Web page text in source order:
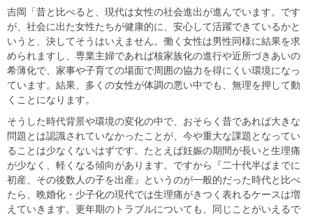
吉岡「昔と比べると、現代は女性の社会進出が進んでいます。です
が、社会に出た女性たちが健康的に、安心して活躍できているかと
いうと、決してそうはいえません。働く女性は男性同様に結果を求
められますし、専業主婦であれば核家族化の進行や近所づきあいの
希薄化で、家事や子育ての場面で周囲の協力を得にくい環境になっ
ています。結果、多くの女性が体調の悪い中でも、無理を押して動
くことになります。
そうした時代背景や環境の変化の中で、おそらく昔であれば大きな
問題とは認識されていなかったことが、今や重大な課題となってい
ることは少なくないはずです。たとえば妊娠の期間が長いと生理痛
が少なく、軽くなる傾向があります。ですから『二十代半ばまでに
初産、その後数人の子を出産』というのが一般的だった時代と比べ
たら、晩婚化・少子化の現代では生理痛がきつく表れるケースは増
えていきます。更年期のトラブルについても、同じことがいえるで